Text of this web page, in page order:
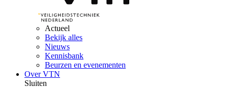
Actueel
Bekijk alles
Nieuws
Kennisbank
Beurzen en evenementen
Over VTN
Sluiten